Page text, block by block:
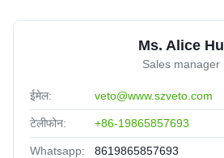
Ms. Alice Hu
Sales manager
ईमेल: veto@www.szveto.com
टेलीफोन: +86-19865857693
Whatsapp: 8619865857693